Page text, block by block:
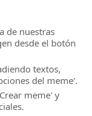
de nuestras
desde el botón
textos,
del meme'.
meme' y